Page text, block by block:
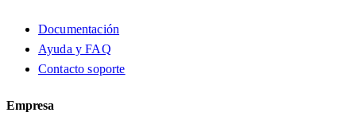
Documentación
Ayuda y FAQ
Contacto soporte
Empresa